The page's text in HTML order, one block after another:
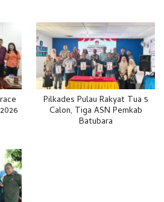
Pilkades Pulau Rakyat Tua 5
Calon, Tiga ASN Pemkab
Batubara